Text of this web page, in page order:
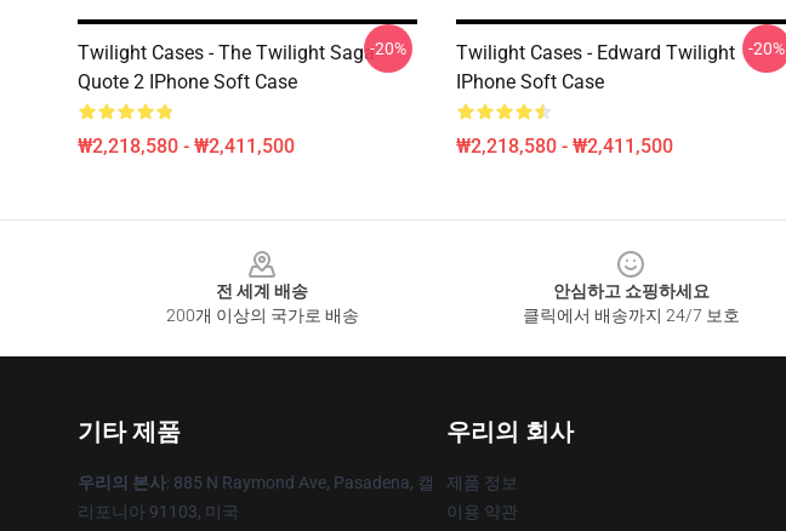
Twilight Cases - The Twilight Saga
Quote 2 IPhone Soft Case
₩2,218,580 - ₩2,411,500
-20%
Twilight Cases - Edward Twilight
IPhone Soft Case
₩2,218,580 - ₩2,411,500
-20%
전 세계 배송
200개 이상의 국가로 배송
안심하고 쇼핑하세요
클릭에서 배송까지 24/7 보호
기타 제품
우리의 본사: 885 N Raymond Ave, Pasadena, 캘
리포니아 91103, 미국
우리의 회사
제품 정보
이용 약관